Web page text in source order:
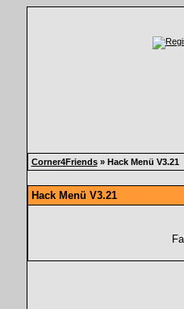
Corner4Friends» Hack Menü V3.21
Hack Menü V3.21